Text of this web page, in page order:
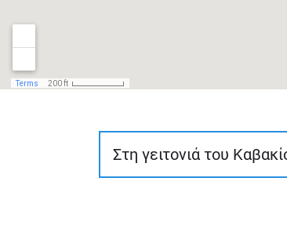
Στη γειτονιά του